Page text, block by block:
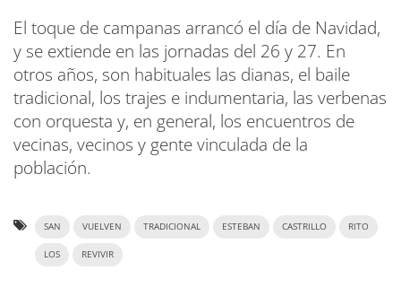
El toque de campanas arrancó el día de Navidad,
y se extiende en las jornadas del 26 y 27. En
otros años, son habituales las dianas, el baile
tradicional, los trajes e indumentaria, las verbenas
con orquesta y, en general, los encuentros de
vecinas, vecinos y gente vinculada de la
población.
SAN VUELVEN TRADICIONAL ESTEBAN CASTRILLO RITO
LOS REVIVIR